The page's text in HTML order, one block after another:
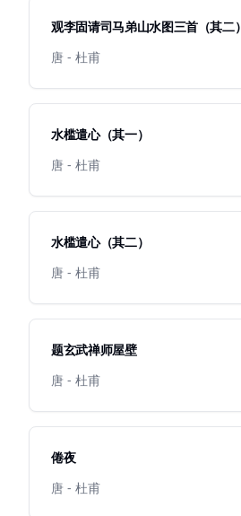
观李固请司马弟山水图三首（其二）
唐 - 杜甫
水槛遣心（其一）
唐 - 杜甫
水槛遣心（其二）
唐 - 杜甫
题玄武禅师屋壁
唐 - 杜甫
倦夜
唐 - 杜甫